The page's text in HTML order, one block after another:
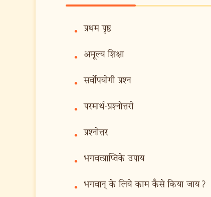
• प्रथम पृष्ठ
• अमूल्य शिक्षा
• सर्वोपयोगी प्रश्न
• परमार्थ-प्रश्नोत्तरी
• प्रश्नोत्तर
• भगवत्प्राप्तिके उपाय
• भगवान् के लिये काम कैसे किया जाय?